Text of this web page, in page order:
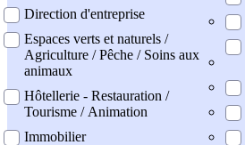
Direction d'entreprise
Espaces verts et naturels /
Agriculture / Pêche / Soins aux
animaux
Hôtellerie - Restauration /
Tourisme / Animation
Immobilier